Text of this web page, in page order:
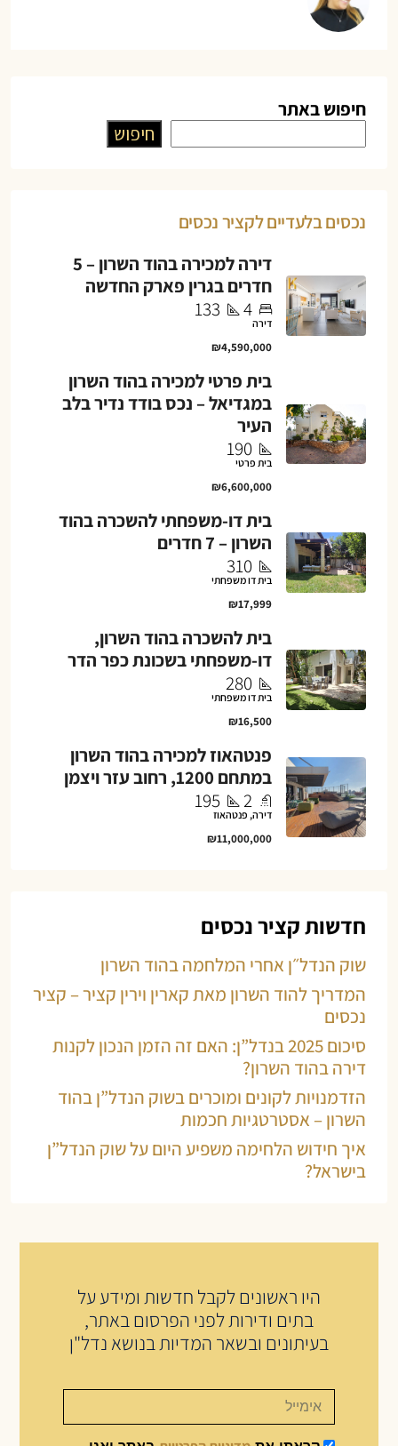
חיפוש באתר
חיפוש
נכסים בלעדיים לקציר נכסים
דירה למכירה בהוד השרון – 5
חדרים בגרין פארק החדשה
4
133
דירה
₪4,590,000
בית פרטי למכירה בהוד השרון
במגדיאל – נכס בודד נדיר בלב
העיר
190
בית פרטי
₪6,600,000
בית דו-משפחתי להשכרה בהוד
השרון – 7 חדרים
310
בית דו משפחתי
₪17,999
בית להשכרה בהוד השרון,
דו-משפחתי בשכונת כפר הדר
280
בית דו משפחתי
₪16,500
פנטהאוז למכירה בהוד השרון
במתחם 1200, רחוב עזר ויצמן
2
195
דירה, פנטהאוז
₪11,000,000
חדשות קציר נכסים
שוק הנדל״ן אחרי המלחמה בהוד השרון
המדריך להוד השרון מאת קארין וירין קציר – קציר
נכסים
סיכום 2025 בנדל”ן: האם זה הזמן הנכון לקנות
דירה בהוד השרון?
הזדמנויות לקונים ומוכרים בשוק הנדל”ן בהוד
השרון – אסטרטגיות חכמות
איך חידוש הלחימה משפיע היום על שוק הנדל”ן
בישראל?
היו ראשונים לקבל חדשות ומידע על
בתים ודירות לפני הפרסום באתר,
בעיתונים ובשאר המדיות בנושא נדל"ן